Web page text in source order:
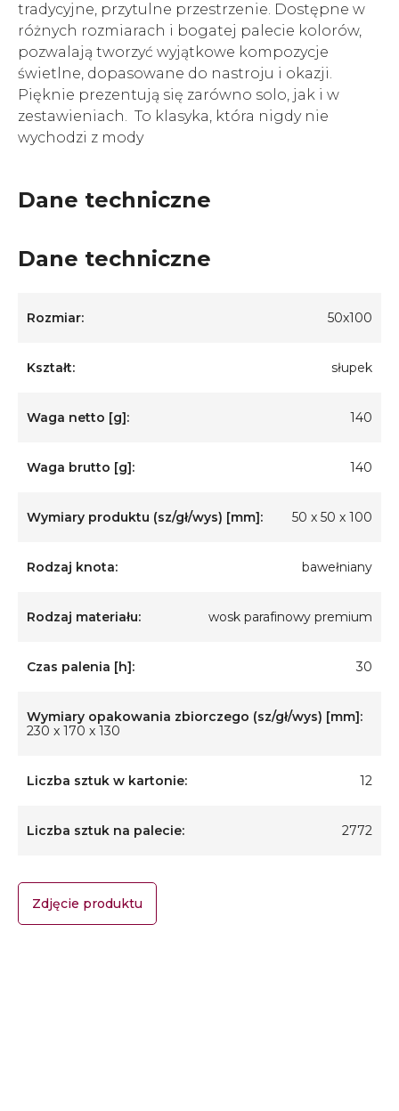
tradycyjne, przytulne przestrzenie. Dostępne w
różnych rozmiarach i bogatej palecie kolorów,
pozwalają tworzyć wyjątkowe kompozycje
świetlne, dopasowane do nastroju i okazji.
Pięknie prezentują się zarówno solo, jak i w
zestawieniach. To klasyka, która nigdy nie
wychodzi z mody
Dane techniczne
Dane techniczne
Rozmiar: 50x100
Kształt: słupek
Waga netto [g]: 140
Waga brutto [g]: 140
Wymiary produktu (sz/gł/wys) [mm]: 50 x 50 x 100
Rodzaj knota: bawełniany
Rodzaj materiału: wosk parafinowy premium
Czas palenia [h]: 30
Wymiary opakowania zbiorczego (sz/gł/wys) [mm]:
230 x 170 x 130
Liczba sztuk w kartonie: 12
Liczba sztuk na palecie: 2772
Zdjęcie produktu